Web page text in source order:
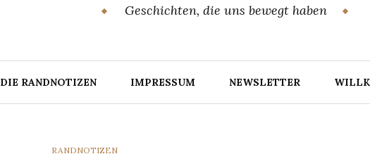
Geschichten, die uns bewegt haben
DIE RANDNOTIZEN IMPRESSUM NEWSLETTER
CATEGORIES
RANDNOTIZEN